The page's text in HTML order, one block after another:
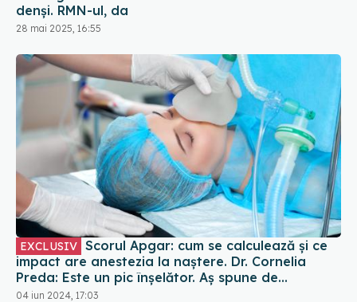
denși. RMN-ul, da
28 mai 2025, 16:55
EXCLUSIV
impact are anestezia la naștere. Dr. Cornelia
Preda: Este un pic înșelător. Aș spune de
anestezia peridurală
04 iun 2024, 17:03